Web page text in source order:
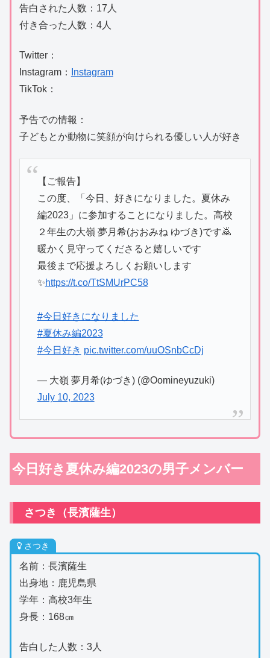
告白された人数：17人
付き合った人数：4人
Twitter：
Instagram：
Instagram
TikTok：
予告での情報：
子どもとか動物に笑顔が向けられる優しい人が好き
【ご報告】
この度、「今日、好きになりました。夏休み
編2023」に参加することになりました。高校
２年生の大嶺 夢月希(おおみね ゆづき)です🙇
暖かく見守ってくださると嬉しいです
最後まで応援よろしくお願いします
✨https://t.co/TtSMUrPC58
#今日好きになりました
#夏休み編2023
#今日好き pic.twitter.com/uuOSnbCcDj
— 大嶺 夢月希(ゆづき) (@Oomineyuzuki)
July 10, 2023
今日好き夏休み編2023の男子メンバー
さつき（長濱薩生）
さつき
名前：長濱薩生
出身地：鹿児島県
学年：高校3年生
身長：168㎝
告白した人数：3人